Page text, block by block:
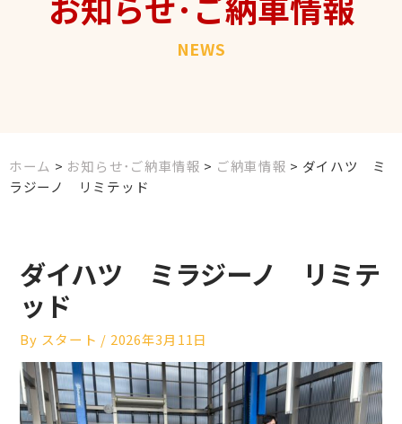
NEWS
ホーム > お知らせ･ご納車情報 > ご納車情報 > ダイハツ ミ
ラジーノ リミテッド
ダイハツ ミラジーノ リミテ
ッド
By スタート / 2026年3月11日